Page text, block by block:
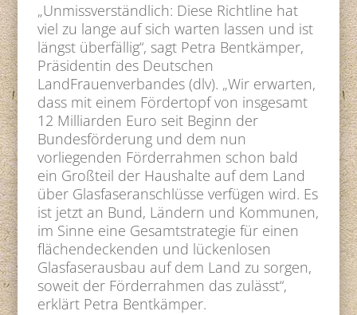
„Unmissverständlich: Diese Richtline hat
viel zu lange auf sich warten lassen und ist
längst überfällig“, sagt Petra Bentkämper,
Präsidentin des Deutschen
LandFrauenverbandes (dlv). „Wir erwarten,
dass mit einem Fördertopf von insgesamt
12 Milliarden Euro seit Beginn der
Bundesförderung und dem nun
vorliegenden Förderrahmen schon bald
ein Großteil der Haushalte auf dem Land
über Glasfaseranschlüsse verfügen wird. Es
ist jetzt an Bund, Ländern und Kommunen,
im Sinne eine Gesamtstrategie für einen
flächendeckenden und lückenlosen
Glasfaserausbau auf dem Land zu sorgen,
soweit der Förderrahmen das zulässt“,
erklärt Petra Bentkämper.